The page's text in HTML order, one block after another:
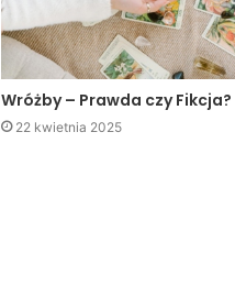
Wróżby – Prawda czy Fikcja?
22 kwietnia 2025